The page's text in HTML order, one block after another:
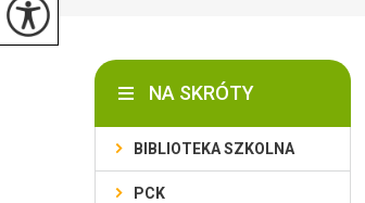
NA SKRÓTY
BIBLIOTEKA SZKOLNA
PCK